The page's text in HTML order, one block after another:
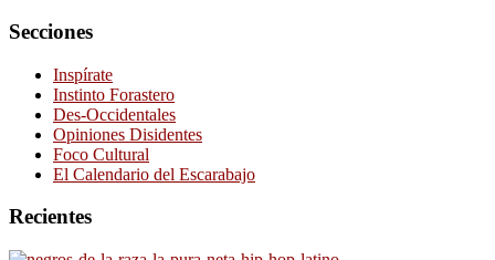
Secciones
Inspírate
Instinto Forastero
Des-Occidentales
Opiniones Disidentes
Foco Cultural
El Calendario del Escarabajo
Recientes